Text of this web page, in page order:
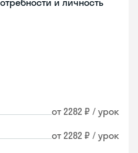
и личность
от 2282 ₽ / урок
от 2282 ₽ / урок